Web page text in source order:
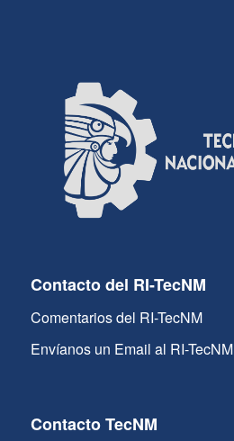
Contacto del RI-TecNM
Comentarios del RI-TecNM
Envíanos un Email al RI-TecNM
Contacto TecNM